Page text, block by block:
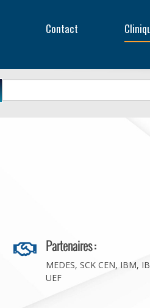
Contact
 Partenaires :
MEDES, SCK CEN, IBM,
UEF